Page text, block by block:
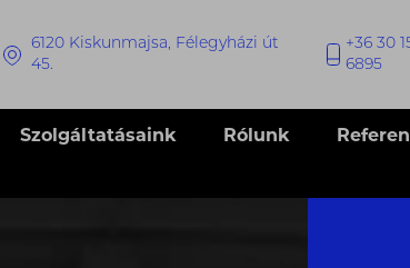
6120 Kiskunmajsa, Félegyházi út
45.
+36 30
6895
Szolgáltatásaink Rólunk